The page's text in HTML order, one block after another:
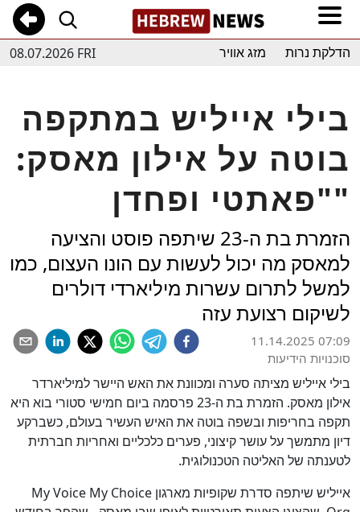
08.07.2026 FRI הדלקת נרות מזג אוויר
בילי אייליש במתקפה
בוטה על אילון מאסק:
"פאתטי ופחדן"
הזמרת בת ה-23 שיתפה פוסט והציעה
למאסק מה יכול לעשות עם הונו העצום, כמו
למשל לתרום עשרות מיליארדי דולרים
לשיקום רצועת עזה
11.14.2025 07:09
סוכנויות הידיעות
בילי אייליש מציתה סערה ומכוונת את האש היישר למיליארדר
אילון מאסק. הזמרת בת ה-23 פרסמה ביום חמישי סטורי בוא היא
תקפה בחריפות ובשפה בוטה את האיש העשיר בעולם, כשברקע
דיון מתמשך על עושר קיצוני, פערים כלכליים ואחריות חברתית
לטענתה של האליטה הטכנולוגית.
אייליש שיתפה סדרת שקופיות מארגון My Voice My Choice